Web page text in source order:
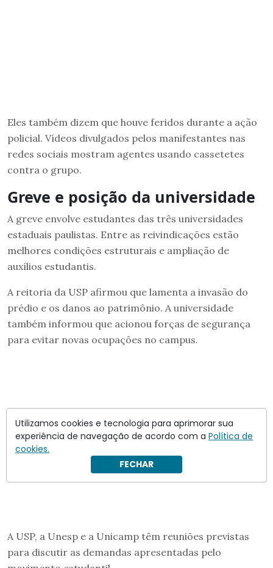
Eles também dizem que houve feridos durante a ação
policial. Vídeos divulgados pelos manifestantes nas
redes sociais mostram agentes usando cassetetes
contra o grupo.
Greve e posição da universidade
A greve envolve estudantes das três universidades
estaduais paulistas. Entre as reivindicações estão
melhores condições estruturais e ampliação de
auxílios estudantis.
A reitoria da USP afirmou que lamenta a invasão do
prédio e os danos ao patrimônio. A universidade
também informou que acionou forças de segurança
para evitar novas ocupações no campus.
A USP, a Unesp e a Unicamp têm reuniões previstas
para discutir as demandas apresentadas pelo
Utilizamos cookies e tecnologia para aprimorar sua
experiência de navegação de acordo com a Política de
cookies.
FECHAR